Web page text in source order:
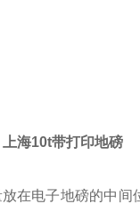
海10t带打印地磅
在电子地磅的中